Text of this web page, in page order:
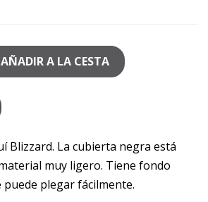
AÑADIR A LA CESTA
Blizzard. La cubierta negra está
muy ligero. Tiene fondo
puede plegar fácilmente.